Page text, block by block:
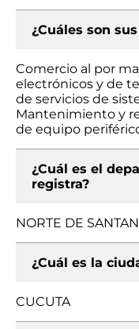
¿Cuáles son
Comercio al por
electrónicos y de
de servicios de
Mantenimiento y
de equipo
¿Cuál es el
registra?
NORTE DE
¿Cuál es la
CUCUTA